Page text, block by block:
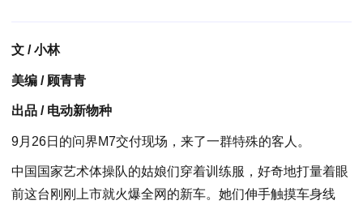
文 / 小林
美编 / 顾青青
出品 / 电动新物种
9月26日的问界M7交付现场，来了一群特殊的客人。
中国国家艺术体操队的姑娘们穿着训练服，好奇地打量着眼
前这台刚刚上市就火爆全网的新车。她们伸手触摸车身线